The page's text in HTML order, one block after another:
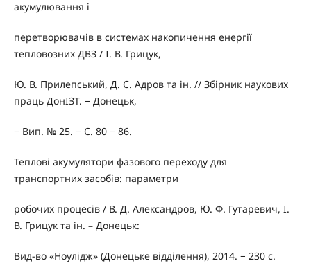
акумулювання і
перетворювачів в системах накопичення енергії
тепловозних ДВЗ / І. В. Грицук,
Ю. В. Прилепський, Д. С. Адров та ін. // Збірник наукових
праць ДонІЗТ. − Донецьк,
− Вип. № 25. − С. 80 − 86.
Теплові акумулятори фазового переходу для
транспортних засобів: параметри
робочих процесів / В. Д. Александров, Ю. Ф. Гутаревич, І.
В. Грицук та ін. – Донецьк:
Вид-во «Ноулідж» (Донецьке відділення), 2014. − 230 с.